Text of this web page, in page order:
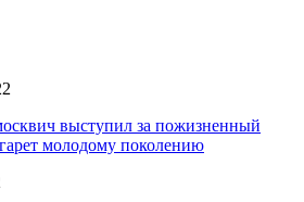
выступил за пожизненный
молодому поколению